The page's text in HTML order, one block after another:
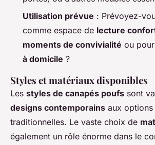
Utilisation prévue : Prévoyez-
comme espace de lecture
moments de convivialité ou
à domicile ?
Styles et matériaux disponibles
Les styles de canapés poufs sont
designs contemporains aux options
traditionnelles. Le vaste choix de
également un rôle énorme dans le